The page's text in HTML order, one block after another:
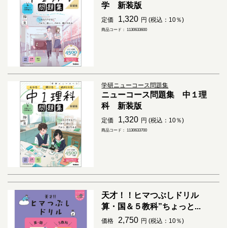
学 新装版
定価 1,320 円 (税込：10％)
商品コード： 1130633600
学研ニューコース問題集
ニューコース問題集 中１理
科 新装版
定価 1,320 円 (税込：10％)
商品コード： 1130633700
天才！！ヒマつぶしドリル
算・国＆５教科”ちょっと...
価格 2,750 円 (税込：10％)